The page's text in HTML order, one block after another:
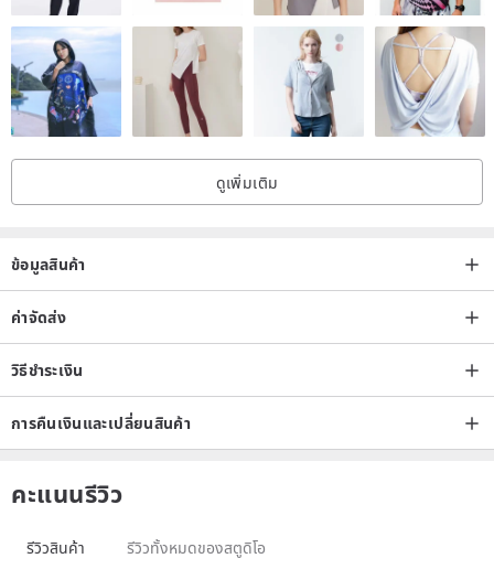
2 types Size : 8 cm X 9 cm
4 types Size : 8.5 cm X 8.5 cm
ดูเพิ่มเติม
ข้อมูลสินค้า
ค่าจัดส่ง
วิธีชำระเงิน
การคืนเงินและเปลี่ยนสินค้า
คะแนนรีวิว
รีวิวสินค้า รีวิวทั้งหมดของสตูดิโอ